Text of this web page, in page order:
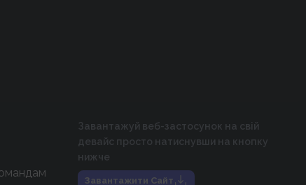
Завантажуй веб-застосунок на свій
девайс просто натиснувши на кнопку
нижче
Завантажити Сайт